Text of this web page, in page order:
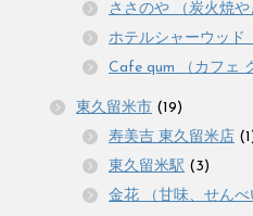
ささのや （炭火焼や
ホテルシャーウッド
Cafe qum （カフェ
東久留米市 (19)
寿美吉 東久留米店
東久留米駅 (3)
金花 （甘味、せんべ